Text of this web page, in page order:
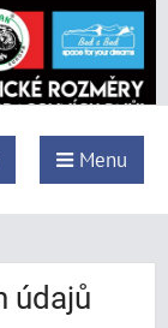
Menu
údajů